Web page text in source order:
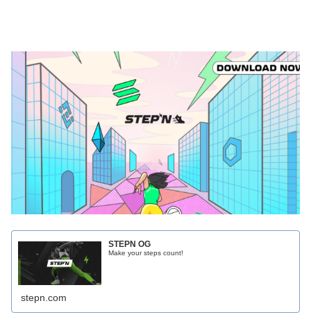
STEPN OG
Make your steps count!
stepn.com